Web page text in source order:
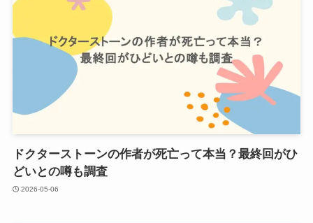
ドクターストーンの作者が死亡って本当？最終回がひ
どいとの噂も調査
2026-05-06